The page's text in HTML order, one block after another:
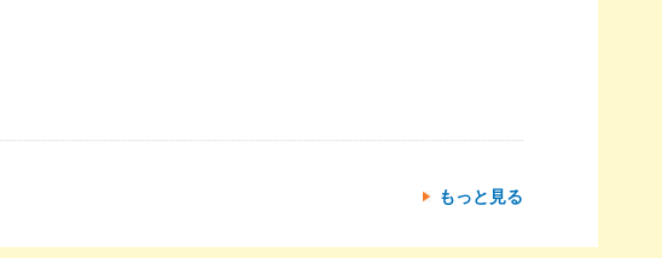
もっと見る